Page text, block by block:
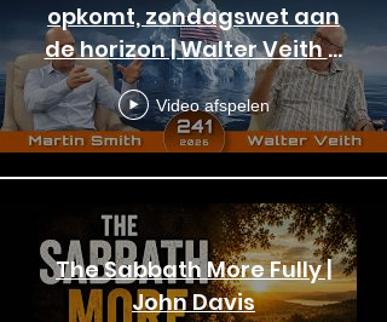
opkomt, zondagswet aan
de horizon | Walter Veith &
Martin Smith - WUP 241
Video afspelen
The Sabbath More Fully |
John Davis